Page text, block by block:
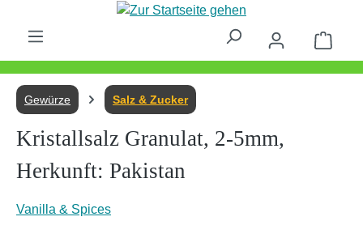
Zum Hauptinhalt springen
Gewürze Salz & Zucker
Kristallsalz Granulat, 2-5mm,
Herkunft: Pakistan
Vanilla & Spices